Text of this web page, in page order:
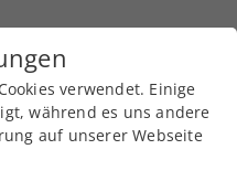
verwendet. Einige
während es uns andere
auf unserer Webseite